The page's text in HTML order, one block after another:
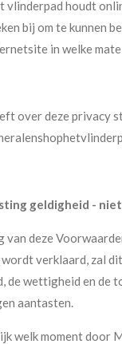
vlinderpad houdt
bij om te kunnen
in welke
over deze privacy
geldigheid -
van deze
verklaard, zal
de wettigheid en de
aantasten.
welk moment door